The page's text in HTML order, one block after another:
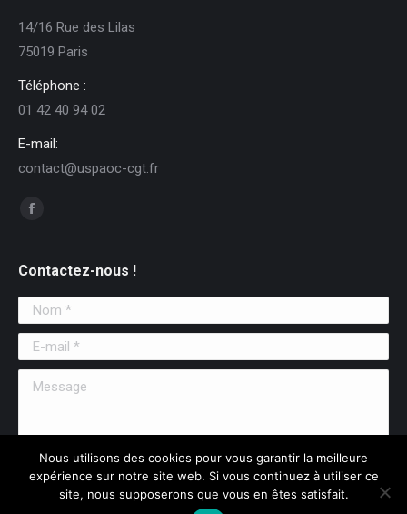
14/16 Rue des Lilas
75019 Paris
Téléphone :
01 42 40 94 02
E-mail:
contact@uspaoc-cgt.fr
Trouvez nous sur :
Facebook
Contactez-nous !
Nom *
E-mail *
Message
Envoyer
Nous utilisons des cookies pour vous garantir la meilleure
expérience sur notre site web. Si vous continuez à utiliser ce
site, nous supposerons que vous en êtes satisfait.